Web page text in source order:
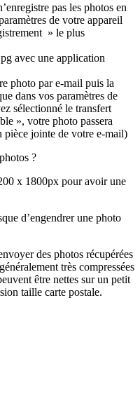
pas les photos en
de votre appareil
» le plus
avec une application
photo par e-mail puis la
dans vos paramètres de
sélectionné le transfert
», votre photo passera
pièce jointe de votre e-mail)
?
x 1800px pour avoir une
d’engendrer une photo
des photos récupérées
très compressées
être nettes sur un petit
taille carte postale.